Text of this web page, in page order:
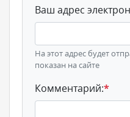
Ваш адрес
На этот адрес будет
показан на сайте
Комментарий:*